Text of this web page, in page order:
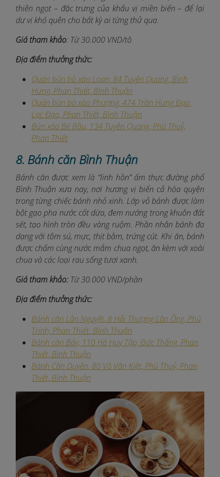
thiên ngọt – đặc trưng của khẩu vị miền biển – để lại
dư vị khó quên cho bất kỳ ai từng thử qua.
Giá tham khảo: Từ 30.000 VND/tô
Địa điểm thưởng thức:
Quán bún bò xào Loan, 84 Tuyên Quang, Bình
Hưng, Phan Thiết, Bình Thuận
Quán bún bò xào Phượng, 474 Trần Hưng Đạo,
Lạc Đạo, Phan Thiết, Bình Thuận
Bún xào Bé Bầu, 134 Tuyên Quang, Phú Thuỷ,
Phan Thiết
8. Bánh căn Bình Thuận
Bánh căn được xem là “linh hồn” ẩm thực đường phố
Bình Thuận xưa nay, nơi hương vị biển cả hòa quyện
trong từng chiếc bánh nhỏ xinh. Lớp vỏ bánh được làm
bột gạo pha nước cốt dừa, đem nướng trong khuôn đất
sét, tạo hình tròn đều vàng ruộm. Phần nhân bánh đa
dạng với tôm sú, mực, thịt bằm, trứng cút. Khi ăn, bánh
được chấm cùng nước mắm chua ngọt, ăn kèm với xoài
chua và các loại rau sống tươi xanh.
Giá tham khảo: Từ 30.000 VND/phần
Địa điểm thưởng thức:
Bánh căn Lân Nguyệt, 8 Hải Thượng Lãn Ông, Phú
Trinh, Phan Thiết. Bình Thuận
Bánh căn Bảy, 110 Hà Huy Tập, Đức Thắng, Phan
Thiết, Bình Thuận
Bánh Căn Duyên, 80 Võ Văn Kiệt, Phú Thuỷ, Phan
Thiết, Bình Thuận